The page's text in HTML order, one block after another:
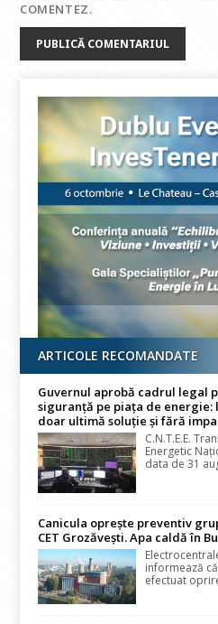
COMENTEZ.
ARTICOLE RECOMANDATE
Guvernul aprobă cadrul legal
siguranță pe piața de energie:
doar ultimă soluție și fără
C.N.T.E.E.
Energetic
data de 31
Canicula oprește preventiv
CET Grozăvești. Apa caldă în
informează
efectuat